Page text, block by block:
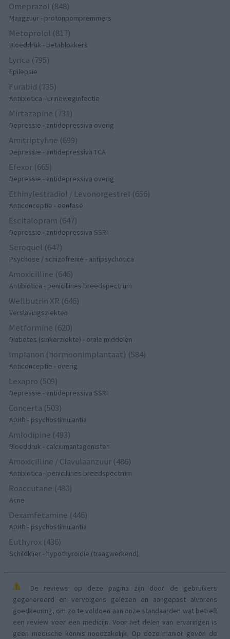
Omeprazol (848)
Maagzuur - protonpompremmers
Metoprolol (817)
Bloeddruk - betablokkers
Lyrica (795)
Epilepsie
Furabid (735)
Antibiotica - urineweginfectie
Mirtazapine (731)
Depressie - antidepressiva overig
Amitriptyline (699)
Depressie - antidepressiva TCA
Efexor (665)
Depressie - antidepressiva overig
Ethinylestradiol / Levonorgestrel (656)
Anticonceptie - eenfase
Escitalopram (647)
Depressie - antidepressiva SSRI
Seroquel (647)
Psychose / schizofrenie - antipsychotica
Amoxicilline (646)
Antibiotica - penicillines breedspectrum
Wellbutrin XR (646)
Verslavingsziekten
Metformine (620)
Diabetes (suikerziekte) - orale middelen
Implanon (hormoonimplantaat) (584)
Anticonceptie - overig
Lexapro (509)
Depressie - antidepressiva SSRI
Concerta (503)
ADHD - psychostimulantia
Amlodipine (493)
Bloeddruk - calciumantagonisten
Amoxicilline / Clavulaanzuur (486)
Antibiotica - penicillines breedspectrum
Roaccutane (480)
Acne
Dexamfetamine (446)
ADHD - psychostimulantia
Euthyrox (436)
Schildklier - hypothyroidie (traagwerkend)
De reviews op deze pagina zijn door de gebruikers
gegenereerd en vervolgens gelezen en aangepast alvorens
goedkeuring, om zo te voldoen aan onze standaarden wat betreft
een review voor een medicijn. Voor het delen van ervaringen is
geen medische kennis noodzakelijk. Op deze manier geven de